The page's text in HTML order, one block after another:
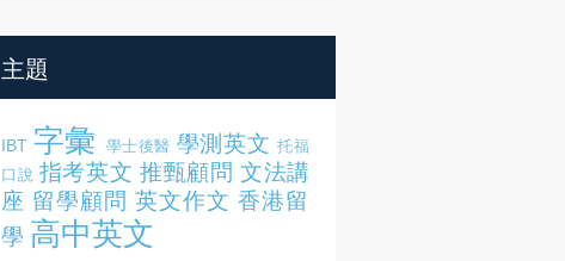
主題
IBT 字彙 學士後醫 學測英文 托福
口說 指考英文 推甄顧問 文法講
座 留學顧問 英文作文 香港留
學 高中英文